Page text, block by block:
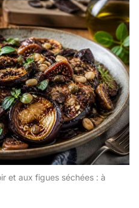
et aux figues séchées : à